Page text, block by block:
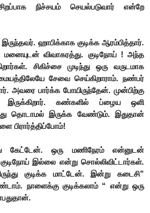
நிச்சயம் செயல்படுவார் என்றே
ஹாபிக்காக குடிக்க ஆரம்பித்தார்.
விவாகரத்து. குடிநோய் ! அந்த
சிகிச்சை முடிந்து ஒரு வருடமாக
சேவை செய்கிறாராம். நண்பர்
அவரை பார்க்க போயிருந்தேன். முன்பிற்கு
கண்களில் ப்ழைய ஒளி
வந்து தொடாமல் இருக்க வேண்டும். இதுதான்
பிரார்த்திப்போம்!
கேட்டேன். ஒரு மணிநேரம் என்னுடன்
குடிநோய் இல்லை என்று சொல்லிவிட்டார்கள்.
குடிக்க மாட்டேன். இன்று கடைசி”
நாளைக்கு குடிக்கலாம் “ என்று ஒரு